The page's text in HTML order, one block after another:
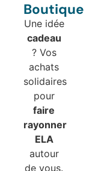
Boutique
Une idée
cadeau
? Vos
achats
solidaires
pour
faire
rayonner
ELA
autour
de vous.